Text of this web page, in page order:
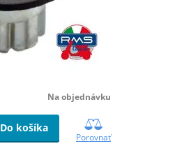
Na objednávku
Do košíka
Porovnať